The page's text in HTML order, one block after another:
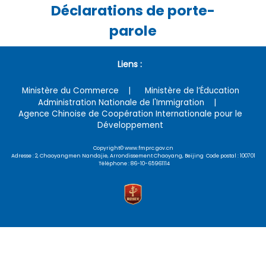
Déclarations de porte-
parole
Liens :
Ministère du Commerce
Ministère de l’Éducation
Administration Nationale de l'Immigration
Agence Chinoise de Coopération Internationale pour le
Développement
Copyright© www.fmprc.gov.cn
Adresse : 2, Chaoyangmen Nandajie, Arrondissement Chaoyang, Beijing Code postal : 100701
Téléphone : 86-10-65961114